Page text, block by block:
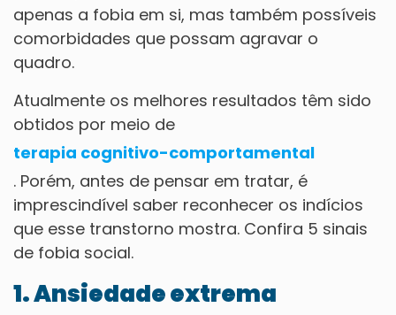
apenas a fobia em si, mas também possíveis
comorbidades que possam agravar o
quadro.
Atualmente os melhores resultados têm sido
obtidos por meio de
terapia cognitivo-comportamental
. Porém, antes de pensar em tratar, é
imprescindível saber reconhecer os indícios
que esse transtorno mostra. Confira 5 sinais
de fobia social.
1. Ansiedade extrema